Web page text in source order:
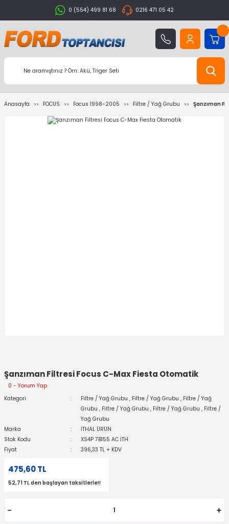
0 (554) 499 81 68 0216 471 05 42
Anasayfa FOCUS Focus 1998-2005 Filtre / Yağ Grubu Şanzıman
Şanzıman Filtresi Focus C-Max Fiesta Otomatik
0 - Yorum Yap
Kategori
Filtre / Yağ Grubu , Filtre / Yağ Grubu , Filtre / Yağ
Grubu , Filtre / Yağ Grubu , Filtre / Yağ Grubu , Filtre /
Yağ Grubu
Marka
İTHAL ÜRÜN
Stok Kodu
XS4P 7B155 AC İTH
Fiyat
396,33 TL + KDV
475,60 TL
52,71 TL den başlayan taksitlerle!!